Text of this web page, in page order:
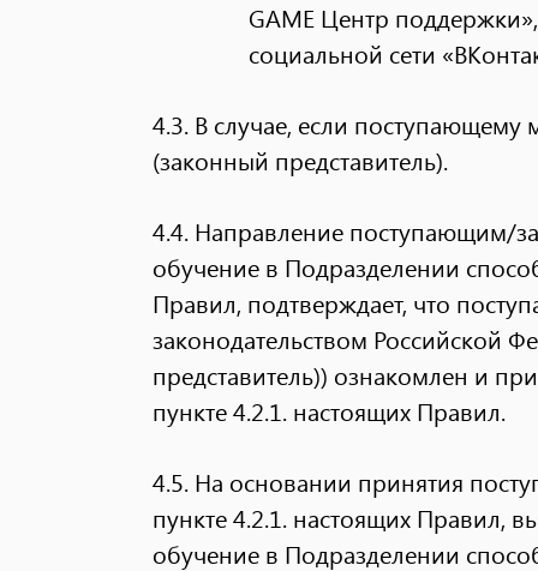
GAME Центр
социальной сети
4.3. В случае, если поступающему
(законный представитель).
4.4. Направление поступающим/
обучение в Подразделении
Правил, подтверждает, что
законодательством Российской
представитель)) ознакомлен и
пункте 4.2.1. настоящих Правил.
4.5. На основании принятия
пункте 4.2.1. настоящих Правил,
обучение в Подразделении